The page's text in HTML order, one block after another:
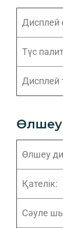
Дисплей
Түс
Дисплей
Өлшеу
Өлшеу
Қателік:
Сәуле